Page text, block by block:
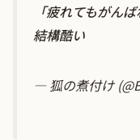
「疲れてもがん
結構酷い
— 狐の煮付け